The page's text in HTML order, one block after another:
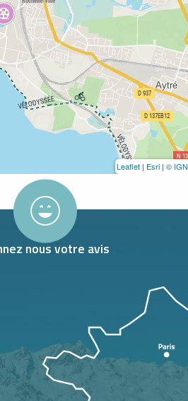
Leaflet | Esri | © IGN
nous votre avis